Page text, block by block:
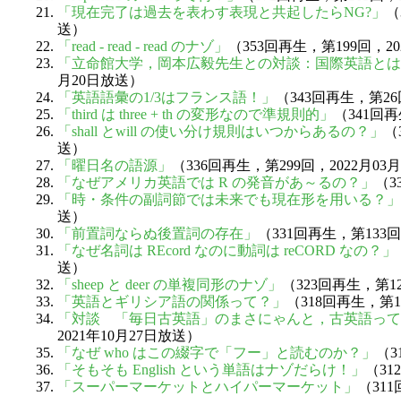
「現在完了は過去を表わす表現と共起したらNG?」
送）
「read - read - read のナゾ」
（353回再生，第199回，
「立命館大学，岡本広毅先生との対談：国際英語と
月20日放送）
「英語語彙の1/3はフランス語！」
（343回再生，第
「third は three + th の変形なので準規則的」
（341回
「shall とwill の使い分け規則はいつからあるの？」
送）
「曜日名の語源」
（336回再生，第299回，2022月03
「なぜアメリカ英語では R の発音があ～るの？」
（
「時・条件の副詞節では未来でも現在形を用いる？」
送）
「前置詞ならぬ後置詞の存在」
（331回再生，第133
「なぜ名詞は REcord なのに動詞は reCORD なの？」
送）
「sheep と deer の単複同形のナゾ」
（323回再生，第
「英語とギリシア語の関係って？」
（318回再生，
「対談 「毎日古英語」のまさにゃんと，古英語っ
2021年10月27日放送）
「なぜ who はこの綴字で「フー」と読むのか？」
（
「そもそも English という単語はナゾだらけ！」
（
「スーパーマーケットとハイパーマーケット」
（